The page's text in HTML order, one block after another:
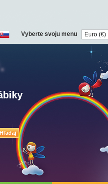
Hľadaj
Vyberte svoju menu